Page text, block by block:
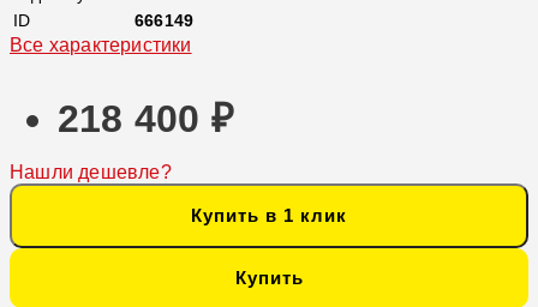
ID
666149
Все характеристики
218 400 ₽
Нашли дешевле?
Купить в 1 клик
Купить